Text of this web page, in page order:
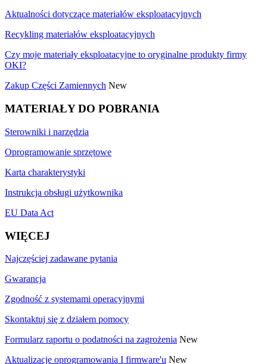
Aktualności dotyczące materiałów eksploatacyjnych
Recykling materiałów eksploatacyjnych
Czy moje materiały eksploatacyjne to oryginalne produkty firmy
OKI?
Zakup Części Zamiennych New
MATERIAŁY DO POBRANIA
Sterowniki i narzędzia
Oprogramowanie sprzętowe
Karta charakterystyki
Instrukcja obsługi użytkownika
EU Data Act
WIĘCEJ
Najczęściej zadawane pytania
Gwarancja
Zgodność z systemami operacyjnymi
Skontaktuj się z działem pomocy
Formularz raportu o podatności na zagrożenia New
Aktualizacje oprogramowania I firmware'u New